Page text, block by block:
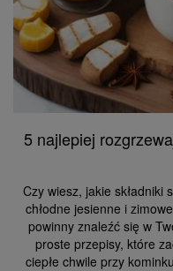
5 najlepiej
Czy wiesz, jakie składniki
chłodne jesienne i
powinny znaleźć się w
proste przepisy, które
ciepłe chwile przy